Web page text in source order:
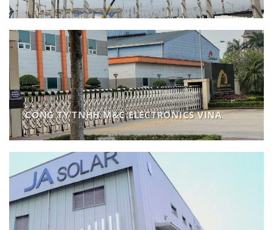
CÔNG TY TNHH M&C ELECTRONICS VINA